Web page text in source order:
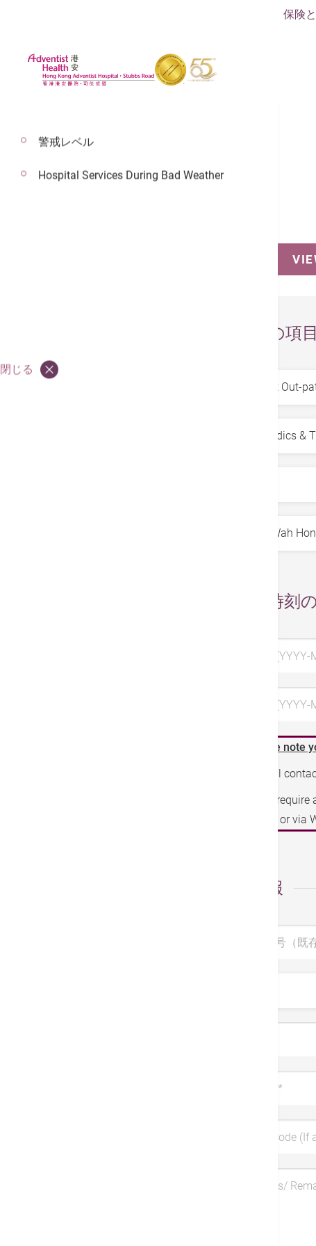
保険
お求めの項
日付と時刻
希望日 1 (YYYY-
希望日 3 (YYYY-
Please note
We will
If you
phone or via
個人情報
診察券番号（既
*
Coupon Code (If
Symptoms/
警戒レベル
Hospital Services During Bad Weather
閉じる